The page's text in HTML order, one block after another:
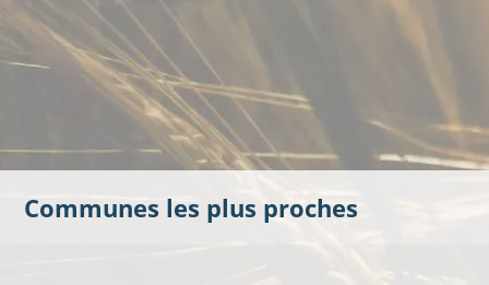
Communes les plus proches